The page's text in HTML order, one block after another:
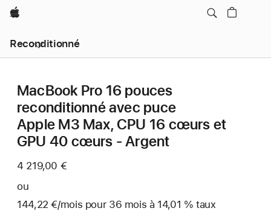
Apple
Reconditionné
MacBook Pro 16 pouces
reconditionné avec puce
Apple M3 Max, CPU 16 cœurs et
GPU 40 cœurs - Argent
4 219,00 €
ou
144,22 €/mois par
pour 36 mois mois
à 14,01 % taux